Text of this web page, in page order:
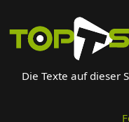
Die Texte auf dieser